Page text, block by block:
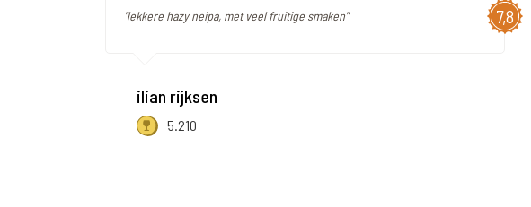
7,8
"lekkere hazy neipa, met veel fruitige smaken"
ilian rijksen
5.210